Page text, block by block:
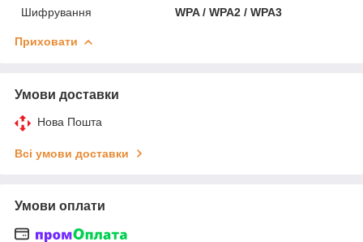
Шифрування
WPA / WPA2 / WPA3
Приховати
Умови доставки
Нова Пошта
Всі умови доставки
Умови оплати